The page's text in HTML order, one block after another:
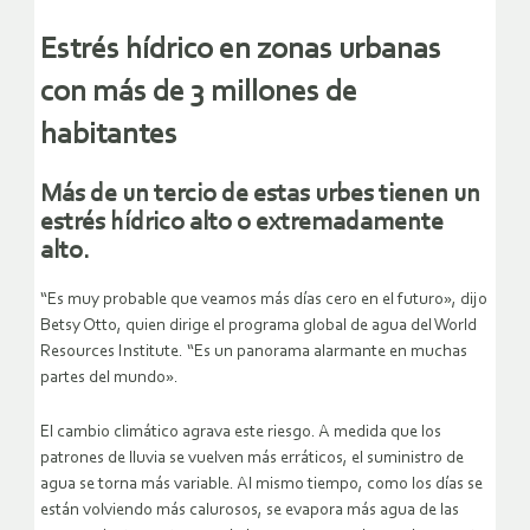
Estrés hídrico en zonas urbanas
con más de 3 millones de
habitantes
Más de un tercio de estas urbes tienen un
estrés hídrico alto o extremadamente
alto.
“Es muy probable que veamos más días cero en el futuro», dijo
Betsy Otto, quien dirige el programa global de agua del World
Resources Institute. “Es un panorama alarmante en muchas
partes del mundo».
El cambio climático agrava este riesgo. A medida que los
patrones de lluvia se vuelven más erráticos, el suministro de
agua se torna más variable. Al mismo tiempo, como los días se
están volviendo más calurosos, se evapora más agua de las